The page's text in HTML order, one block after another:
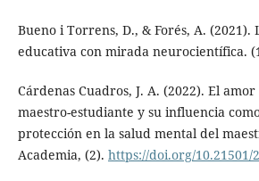
Bueno i Torrens, D., & Forés, A. (2021).
educativa con mirada neurocientífica.
Cárdenas Cuadros, J. A. (2022). El
maestro-estudiante y su influencia
protección en la salud mental del
Academia, (2). https://doi.org/10.21501/